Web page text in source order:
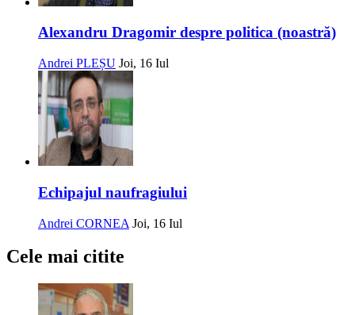
Alexandru Dragomir despre politica (noastră)
Andrei PLEȘU Joi, 16 Iul
Echipajul naufragiului
Andrei CORNEA Joi, 16 Iul
Cele mai citite